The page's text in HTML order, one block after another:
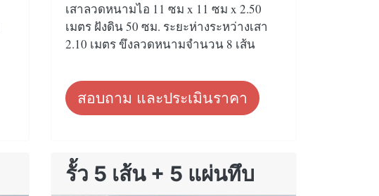
เสาลวดหนามไอ 11 ซม x 11 ซม x 2.50
เมตร ฝังดิน 50 ซม. ระยะห่างระหว่างเสา
2.10 เมตร ขึงลวดหนามจำนวน 8 เส้น
สอบถาม และประเมินราคา
รั้ว 5 เส้น + 5 แผ่นทึบ